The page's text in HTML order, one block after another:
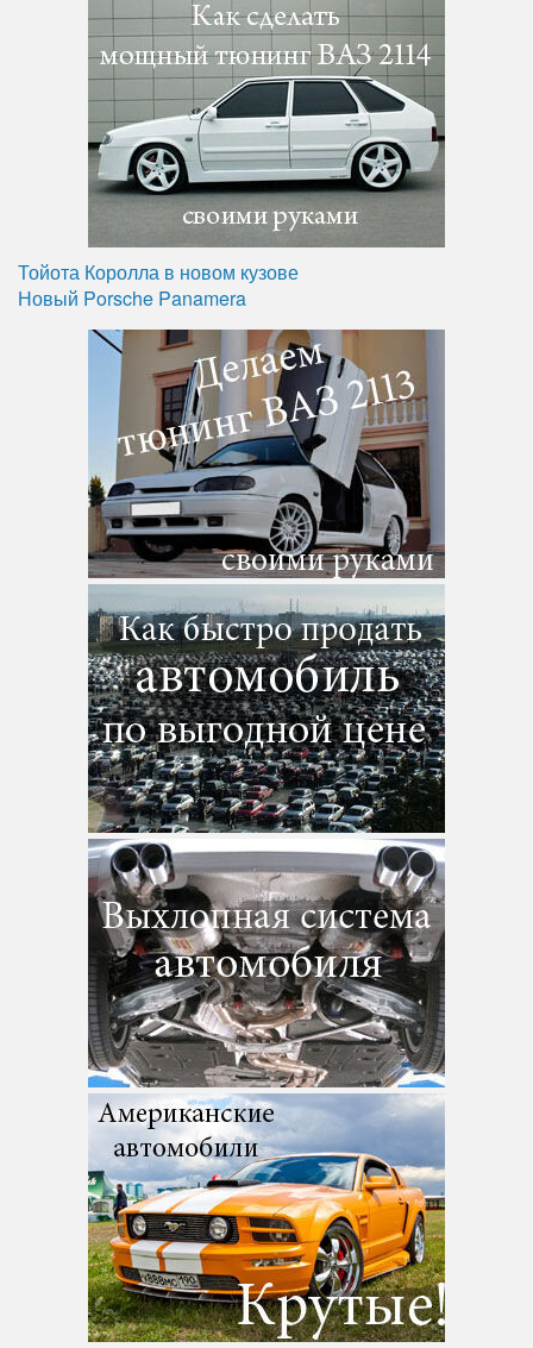
Тойота Королла в новом кузове
Новый Porsche Panamera